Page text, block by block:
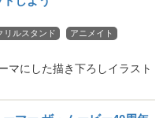
リルスタンド
アニメイト
マにした描き下ろしイラスト